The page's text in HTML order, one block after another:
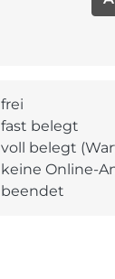
frei
fast belegt
voll belegt
keine Online-
beendet